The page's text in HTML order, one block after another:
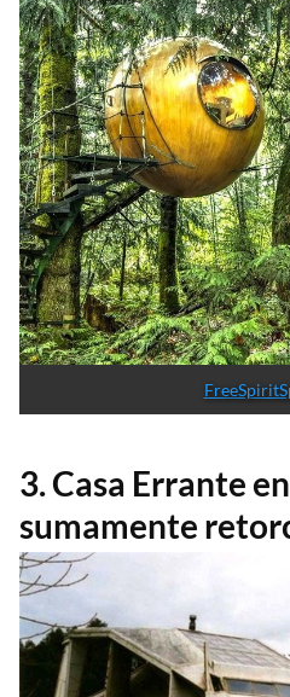
3. Casa Errante
sumamente